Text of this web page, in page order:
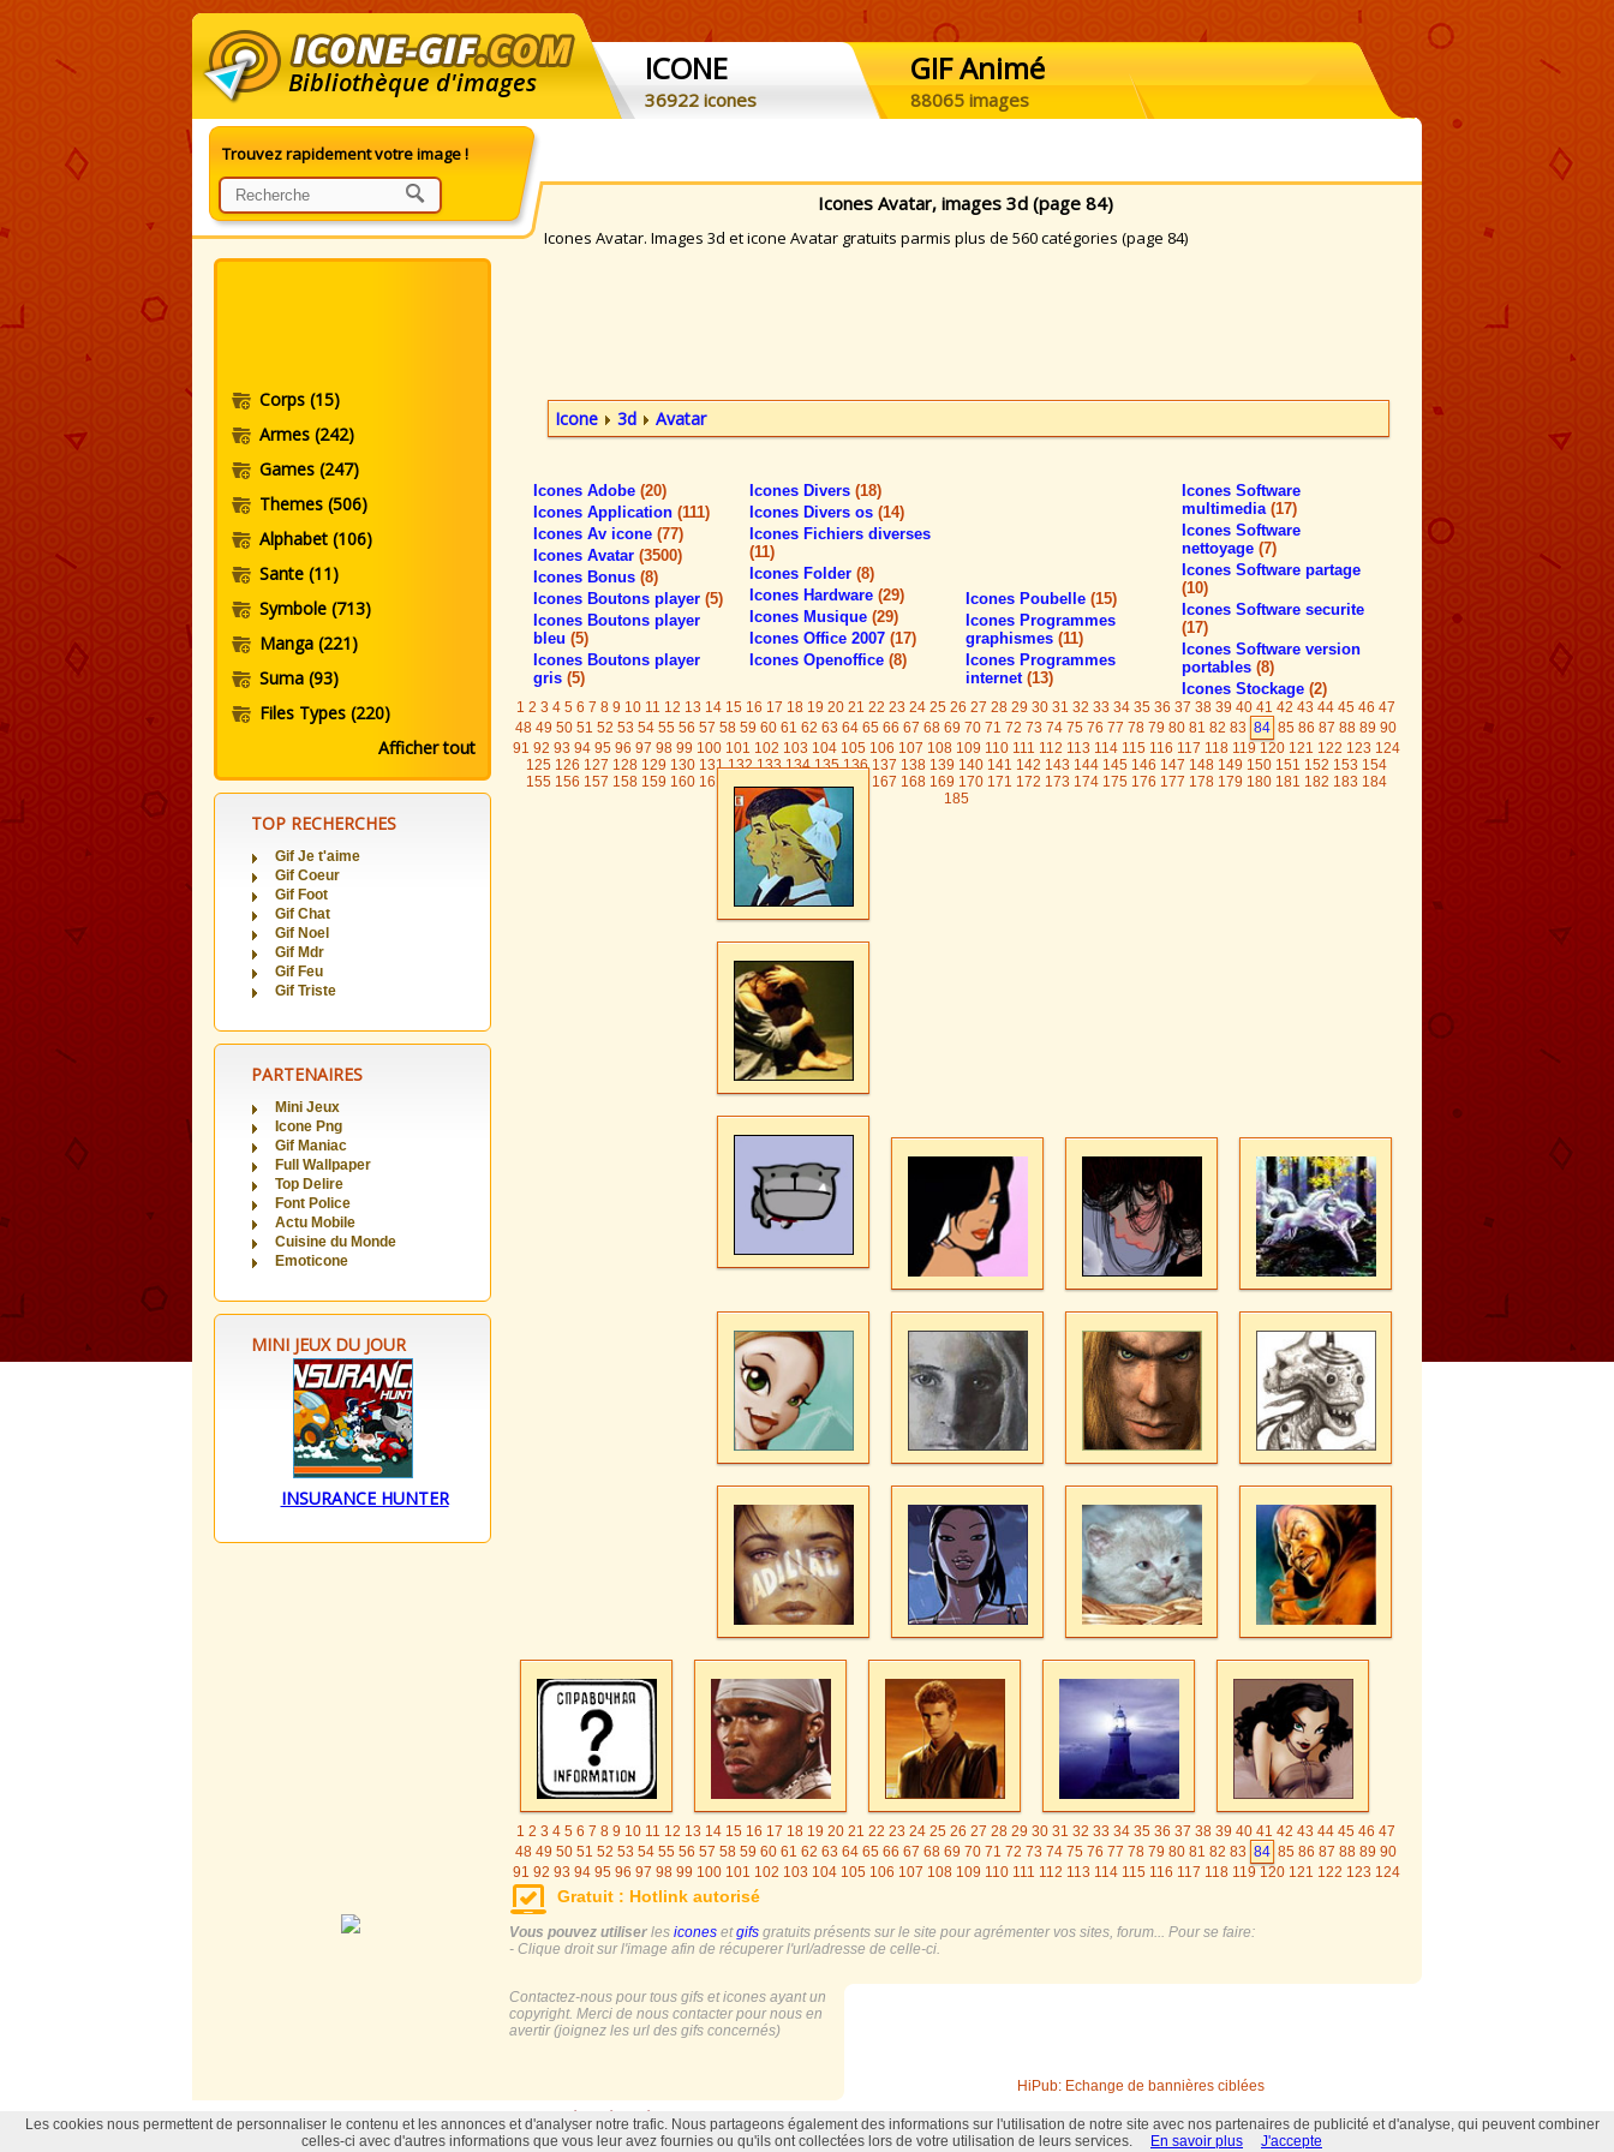
Bibliothèque d'images ICONE
36922 icones
GIF Animé
88065 images
Trouvez rapidement votre image !
Corps (15)
Armes (242)
Games (247)
Themes (506)
Alphabet (106)
Sante (11)
Symbole (713)
Manga (221)
Suma (93)
Files Types (220)
Afficher tout
TOP RECHERCHES
Gif Je t'aime
Gif Coeur
Gif Foot
Gif Chat
Gif Noel
Gif Mdr
Gif Feu
Gif Triste
PARTENAIRES
Mini Jeux
Icone Png
Gif Maniac
Full Wallpaper
Top Delire
Font Police
Actu Mobile
Cuisine du Monde
Emoticone
MINI JEUX DU JOUR
INSURANCE HUNTER
Icones Avatar, images 3d (page 84)
Icones Avatar. Images 3d et icone Avatar gratuits parmis plus de 560 catégories (page 84)
Icone 3d Avatar
Icones Adobe (20)
Icones Application (111)
Icones Av icone (77)
Icones Avatar (3500)
Icones Bonus (8)
Icones Boutons player (5)
Icones Boutons player
bleu (5)
Icones Boutons player
gris (5)
Icones Divers (18)
Icones Divers os (14)
Icones Fichiers diverses
(11)
Icones Folder (8)
Icones Hardware (29)
Icones Musique (29)
Icones Office 2007 (17)
Icones Openoffice (8)
Icones Poubelle (15)
Icones Programmes
graphismes (11)
Icones Programmes
internet (13)
Icones Software
multimedia (17)
Icones Software
nettoyage (7)
Icones Software partage
(10)
Icones Software securite
(17)
Icones Software version
portables (8)
Icones Stockage (2)
1 2 3 4 5 6 7 8 9 10 11 12 13 14 15 16 17 18 19 20 21 22 23 24 25 26 27 28 29 30 31 32 33 34 35 36 37 38 39 40 41 42 43 44 45 46 47
48 49 50 51 52 53 54 55 56 57 58 59 60 61 62 63 64 65 66 67 68 69 70 71 72 73 74 75 76 77 78 79 80 81 82 83 84 85 86 87 88 89 90
91 92 93 94 95 96 97 98 99 100 101 102 103 104 105 106 107 108 109 110 111 112 113 114 115 116 117 118 119 120 121 122 123 124
125 126 127 128 129 130 131 132 133 134 135 136 137 138 139 140 141 142 143 144 145 146 147 148 149 150 151 152 153 154
155 156 157 158 159 160 161 167 168 169 170 171 172 173 174 175 176 177 178 179 180 181 182 183 184
185
1 2 3 4 5 6 7 8 9 10 11 12 13 14 15 16 17 18 19 20 21 22 23 24 25 26 27 28 29 30 31 32 33 34 35 36 37 38 39 40 41 42 43 44 45 46 47
48 49 50 51 52 53 54 55 56 57 58 59 60 61 62 63 64 65 66 67 68 69 70 71 72 73 74 75 76 77 78 79 80 81 82 83 84 85 86 87 88 89 90
91 92 93 94 95 96 97 98 99 100 101 102 103 104 105 106 107 108 109 110 111 112 113 114 115 116 117 118 119 120 121 122 123 124
125
126 127 128 129 130 131 132 133
155
156 157 158 159 160 161 162 163
Gratuit : Hotlink autorisé
Vous pouvez utiliser les icones etgifs gratuits présents sur le site pour agrémenter vos sites, forum... Pour se faire:
- Clique droit sur l'image afin de récuperer l'url/adresse de celle-ci.
Contactez-nous pour tous gifs et icones ayant un
copyright. Merci de nous contacter pour nous en
avertir (joignez les url des gifs concernés)
HiPub: Echange de bannières ciblées
News-Lettre
| Contact © icone-gif.com tous droits réservés | Hébergement Hiwit.net
Les cookies nous permettent de personnaliser le contenu et les annonces et d'analyser notre trafic. Nous partageons également des informations sur l'utilisation de notre site avec nos partenaires de publicité et d'analyse, qui peuvent combiner
celles-ci avec d'autres informations que vous leur avez fournies ou qu'ils ont collectées lors de votre utilisation de leurs services.
En savoir plus J'accepte